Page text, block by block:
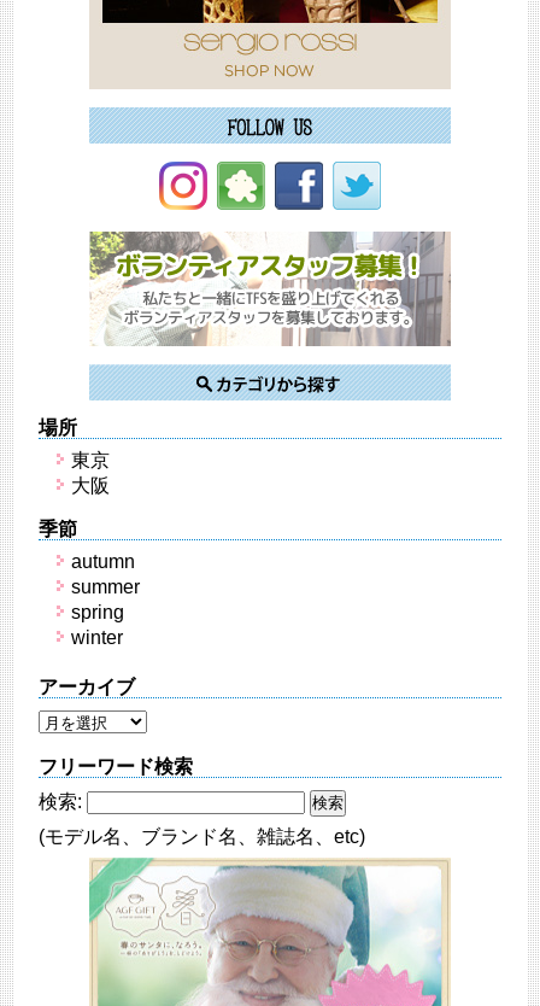
場所
東京
大阪
季節
autumn
summer
spring
winter
アーカイブ
フリーワード検索
検索:
(モデル名、ブランド名、雑誌名、etc)